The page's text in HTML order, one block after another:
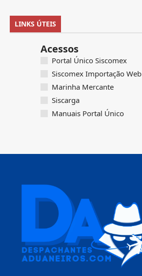
LINKS ÚTEIS
Acessos
Portal Único Siscomex
Siscomex Importação Web
Marinha Mercante
Siscarga
Manuais Portal Único